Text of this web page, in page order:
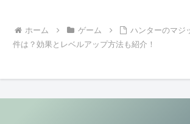
ホーム ゲーム
ハンターのマジ
件は？効果とレベルアップ方法も紹介！